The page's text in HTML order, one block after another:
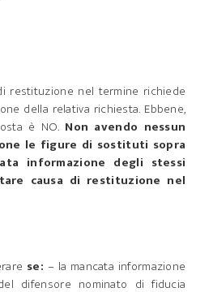
restituzione nel termine richiede
della relativa richiesta. Ebbene,
è NO. Non avendo nessun
le figure di sostituti sopra
informazione degli stessi
causa di restituzione nel
se: – la mancata informazione
difensore nominato di fiducia